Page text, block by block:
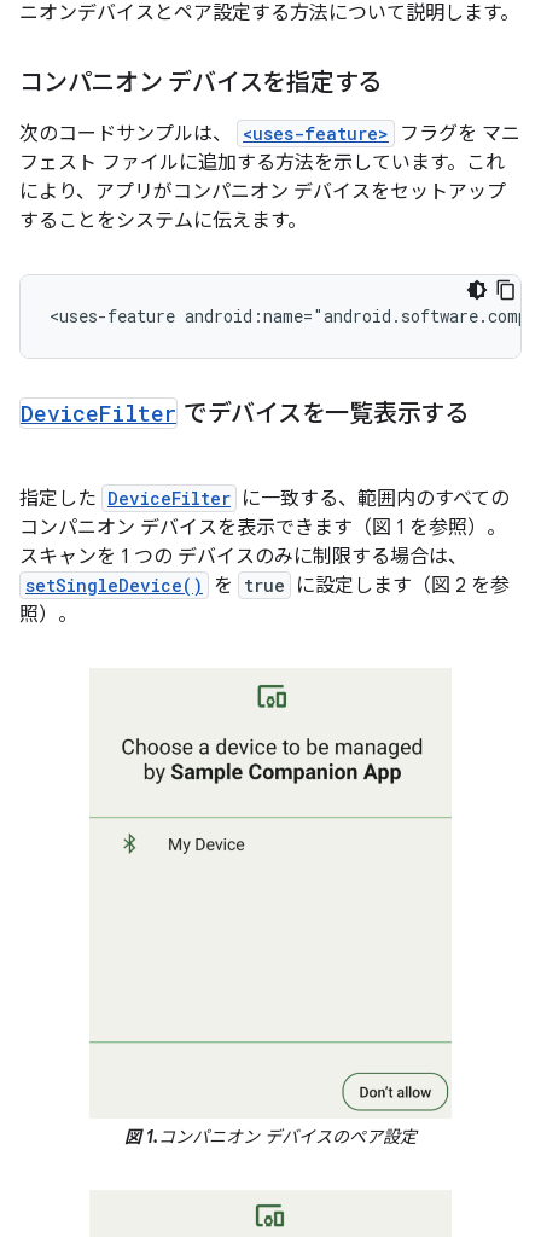
ニオンデバイスとペア設定する方法について説明します。
コンパニオン デバイスを指定する
次のコードサンプルは、 <uses-feature>
フラグを マニ
フェスト ファイルに追加する方法を示しています。これ
により、アプリがコンパニオン デバイスをセットアップ
することをシステムに伝えます。
<uses-feature
DeviceFilter でデバイスを一覧表示する
指定した DeviceFilter に一致する、範囲内のすべての
コンパニオン デバイスを表示できます（図 1 を参照）。
スキャンを 1 つの デバイスのみに制限する場合は、
setSingleDevice() を true
に設定します（図 2 を参
照）。
図 1.コンパニオン デバイスのペア設定